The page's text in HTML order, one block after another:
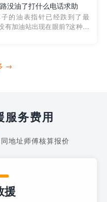
一款专门解决汽车没油问题
台。通过...
没油了打什么电话求助
的油表指针已经跌到了最
有加油站出现在眼前?这种情
请求送油人员来帮助你。
→
服务费用
地址师傅核算报价
援